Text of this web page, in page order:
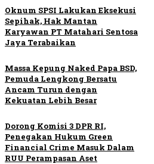
Oknum SPSI Lakukan Eksekusi
Sepihak, Hak Mantan
Karyawan PT Matahari Sentosa
Jaya Terabaikan
Massa Kepung Naked Papa BSD,
Pemuda Lengkong Bersatu
Ancam Turun dengan
Kekuatan Lebih Besar
Dorong Komisi 3 DPR RI,
Penegakan Hukum Green
Financial Crime Masuk Dalam
RUU Perampasan Aset